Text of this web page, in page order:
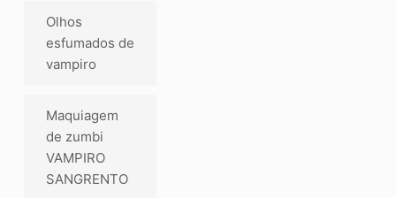
Olhos
esfumados de
vampiro
Maquiagem
de zumbi
VAMPIRO
SANGRENTO